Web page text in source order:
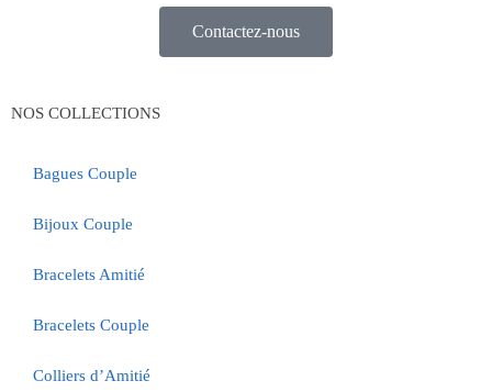
Contactez-nous
NOS COLLECTIONS
Bagues Couple
Bijoux Couple
Bracelets Amitié
Bracelets Couple
Colliers d’Amitié